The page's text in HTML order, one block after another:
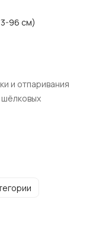
96 см)
и отпаривания
шёлковых